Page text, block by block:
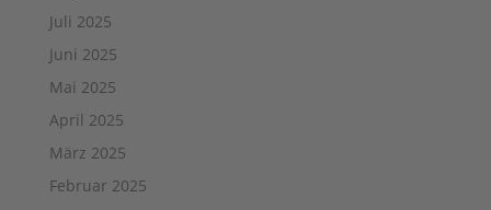
Juli 2025
Juni 2025
Mai 2025
April 2025
März 2025
Februar 2025